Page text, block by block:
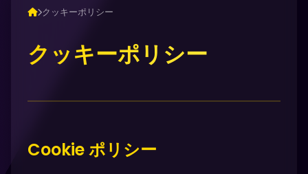
クッキーポリシー
クッキーポリシー
Cookie ポリシー